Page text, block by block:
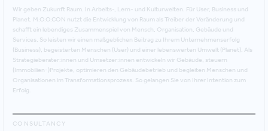
Wir geben Zukunft Raum. In Arbeits-, Lern- und Kulturwelten. Für User, Business und
Planet. M.O.O.CON nutzt die Entwicklung von Raum als Treiber der Veränderung und
schafft ein lebendiges Zusammenspiel von Mensch, Organisation, Gebäude und
Services. So leisten wir einen maßgeblichen Beitrag zu Ihrem Unternehmenserfolg
(Business), begeisterten Menschen (User) und einer lebenswerten Umwelt (Planet). Als
Strategieberater:innen und Umsetzer:innen entwickeln wir Gebäude, steuern
(Immobilien-)Projekte, optimieren den Gebäudebetrieb und begleiten Menschen und
Organisationen im Transformationsprozess. So gelangen Sie von Ihrer Intention zum
Erfolg.
CONSULTANCY